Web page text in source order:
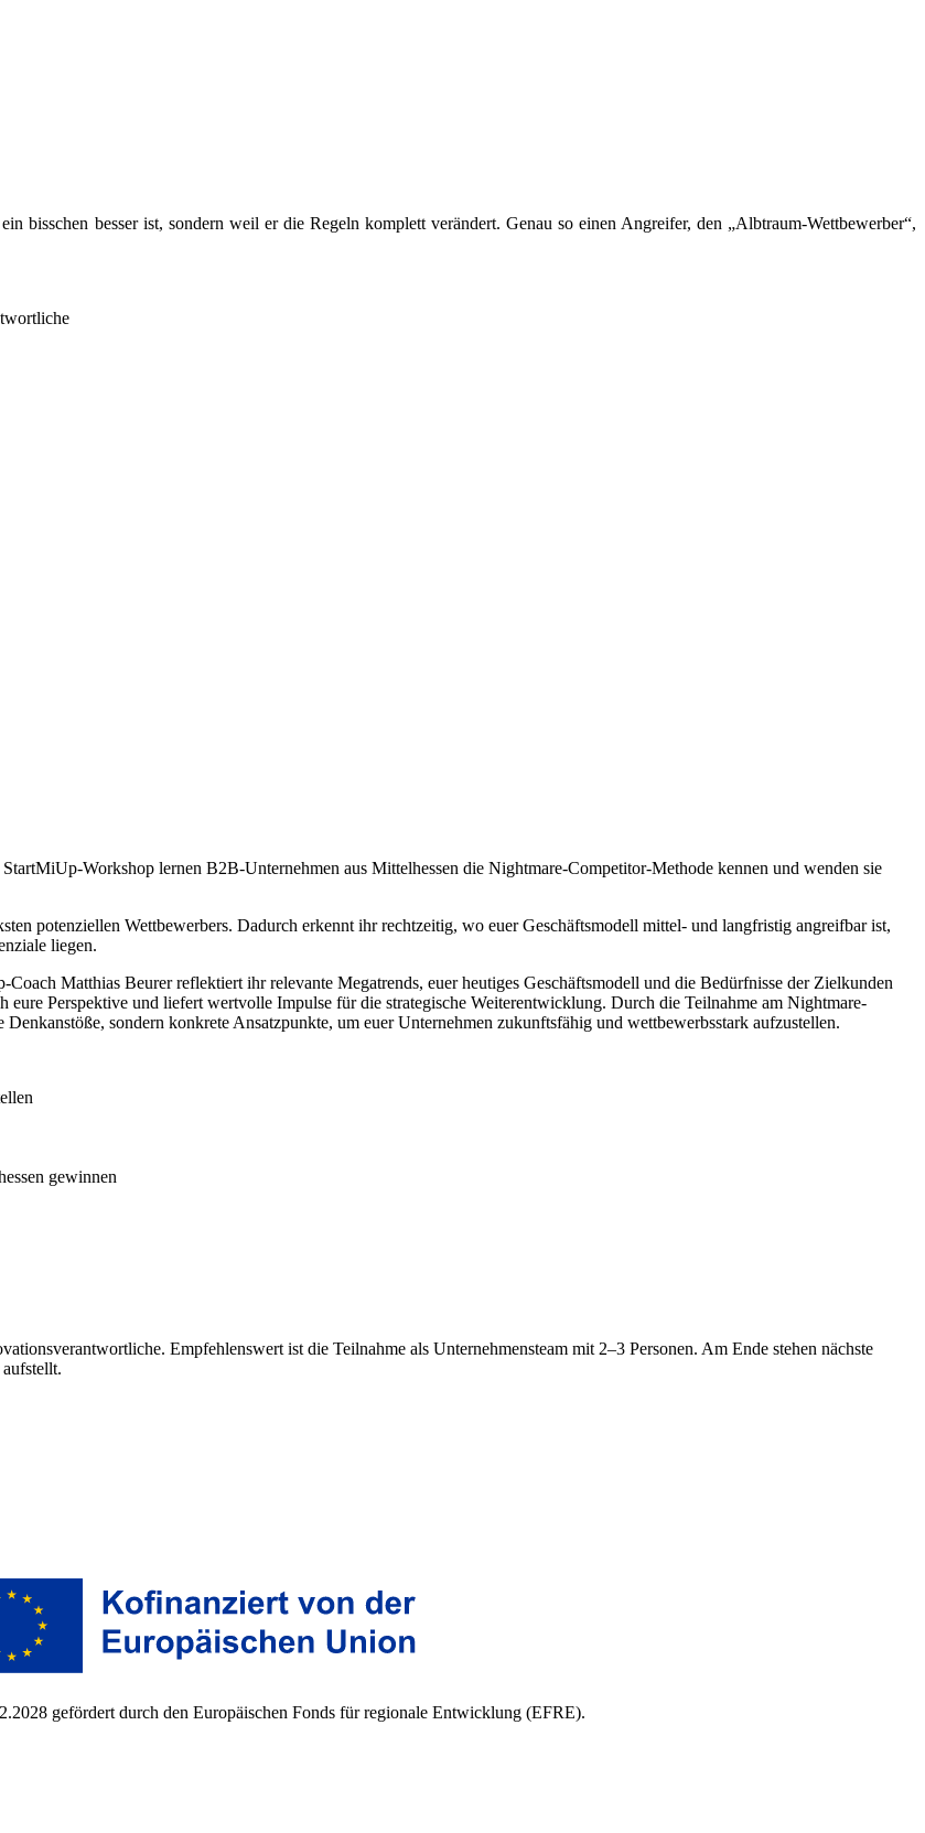
bisschen besser ist, sondern weil er die Regeln komplett verändert. Genau so einen Angreifer, den „Albtraum-Wettbewerber“,
Workshop lernen B2B-Unternehmen aus Mittelhessen die Nightmare-Competitor-Methode kennen und wenden sie
potenziellen Wettbewerbers. Dadurch erkennt ihr rechtzeitig, wo euer Geschäftsmodell mittel- und langfristig angreifbar ist,
liegen.
Matthias Beurer reflektiert ihr relevante Megatrends, euer heutiges Geschäftsmodell und die Bedürfnisse der Zielkunden
Perspektive und liefert wertvolle Impulse für die strategische Weiterentwicklung. Durch die Teilnahme am Nightmare-
sondern konkrete Ansatzpunkte, um euer Unternehmen zukunftsfähig und wettbewerbsstark aufzustellen.
gewinnen
Empfehlenswert ist die Teilnahme als Unternehmensteam mit 2–3 Personen. Am Ende stehen nächste
gefördert durch den Europäischen Fonds für regionale Entwicklung (EFRE).